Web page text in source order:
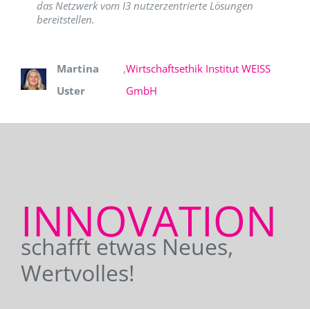
das Netzwerk vom I3 nutzerzentrierte Lösungen
bereitstellen.
Martina
Uster
,Wirtschaftsethik Institut WEISS
GmbH
INNOVATION
schafft etwas Neues,
Wertvolles!